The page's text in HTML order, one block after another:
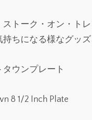
ストーク・オン・ト
持ちになる様なグッ
ウンプレート
8 1/2 Inch Plate